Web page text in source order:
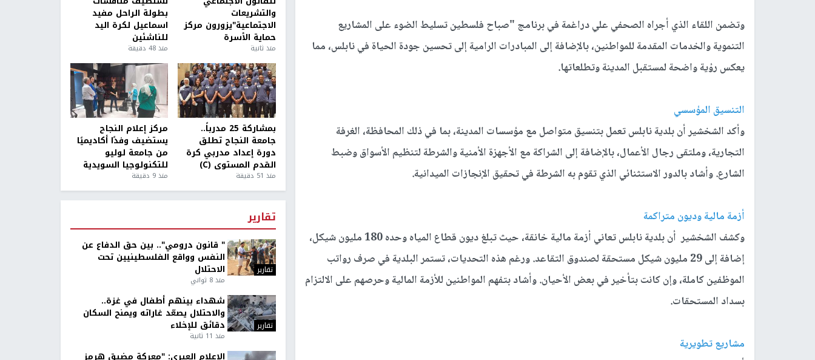
وتضمن اللقاء الذي أجراه الصحفي علي دراغمة في برنامج "صباح فلسطين تسليط الضوء على المشاريع
التنموية والخدمات المقدمة للمواطنين، بالإضافة إلى المبادرات الرامية إلى تحسين جودة الحياة في نابلس، مما
يعكس رؤية واضحة لمستقبل المدينة وتطلعاتها.
التنسيق المؤسسي
وأكد الشخشير أن بلدية نابلس تعمل بتنسيق متواصل مع مؤسسات المدينة، بما في ذلك المحافظة، الغرفة
التجارية، وملتقى رجال الأعمال، بالإضافة إلى الشراكة مع الأجهزة الأمنية والشرطة لتنظيم الأسواق وضبط
الشارع. وأشاد بالدور الاستثنائي الذي تقوم به الشرطة في تحقيق الإنجازات الميدانية.
أزمة مالية وديون متراكمة
وكشف الشخشير أن بلدية نابلس تعاني أزمة مالية خانقة، حيث تبلغ ديون قطاع المياه وحده 180 مليون شيكل،
إضافة إلى 29 مليون شيكل مستحقة لصندوق التقاعد. ورغم هذه التحديات، تستمر البلدية في صرف رواتب
الموظفين كاملة، وإن كانت بتأخير في بعض الأحيان. وأشاد بتفهم المواطنين للأزمة المالية وحرصهم على الالتزام
بسداد المستحقات.
مشاريع تطويرية
والتشريعات
الاجتماعية"يزورون مركز
حماية الأسرة
منذ ثانية
بطولة الراحل مفيد
اسماعيل لكرة اليد
للناشئين
منذ 48 دقيقة
بمشاركة 25 مدرباً..
جامعة النجاح تطلق
دورة إعداد مدربي كرة
القدم المستوى (C)
منذ 51 دقيقة
مركز إعلام النجاح
يستضيف وفدًا أكاديميًا
من جامعة لوليو
للتكنولوجيا السويدية
منذ 9 دقيقة
تقارير
تقارير
" قانون درومي".. بين حق الدفاع عن
النفس وواقع الفلسطينيين تحت
الاحتلال
منذ 8 ثواني
تقارير
شهداء بينهم أطفال في غزة..
والاحتلال يصعّد غاراته ويمنح السكان
دقائق للإخلاء
منذ 11 ثانية
الإعلام العبري: "معركة مضيق هرمز